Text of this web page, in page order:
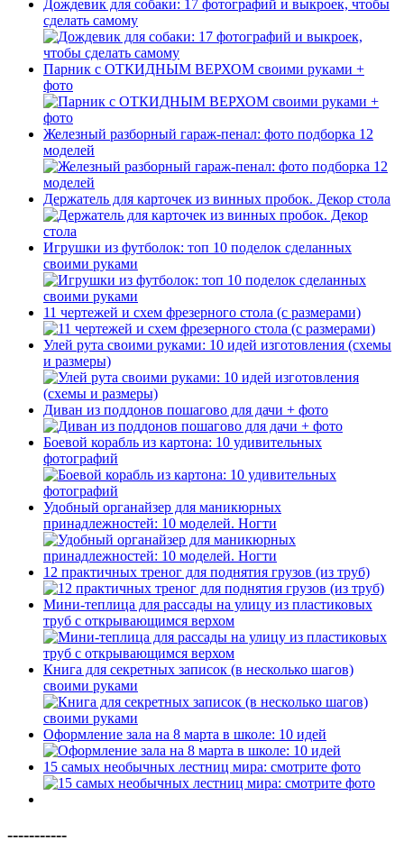
Дождевик для собаки: 17 фотографий и выкроек, чтобы
сделать самому
Парник с ОТКИДНЫМ ВЕРХОМ своими руками +
фото
Железный разборный гараж-пенал: фото подборка 12
моделей
Держатель для карточек из винных пробок. Декор стола
Игрушки из футболок: топ 10 поделок сделанных
своими руками
11 чертежей и схем фрезерного стола (с размерами)
Улей рута своими руками: 10 идей изготовления (схемы
и размеры)
Диван из поддонов пошагово для дачи + фото
Боевой корабль из картона: 10 удивительных
фотографий
Удобный органайзер для маникюрных
принадлежностей: 10 моделей. Ногти
12 практичных треног для поднятия грузов (из труб)
Мини-теплица для рассады на улицу из пластиковых
труб с открывающимся верхом
Книга для секретных записок (в несколько шагов)
своими руками
Оформление зала на 8 марта в школе: 10 идей
15 самых необычных лестниц мира: смотрите фото
-----------